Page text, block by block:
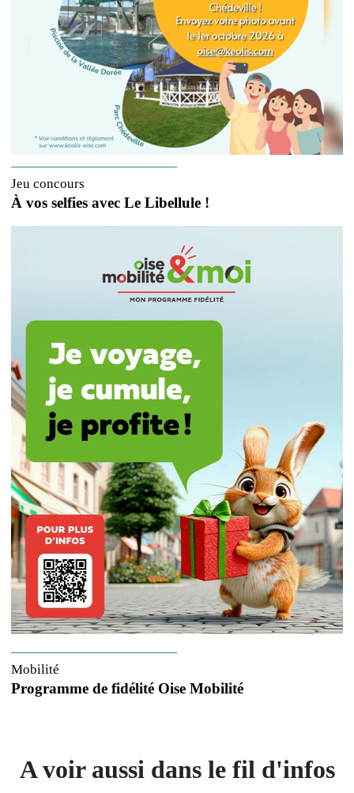
Jeu concours
À vos selfies avec Le Libellule !
Mobilité
Programme de fidélité Oise Mobilité
A voir aussi dans le fil d'infos